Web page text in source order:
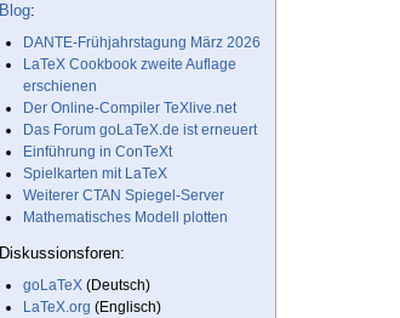
Blog:
DANTE-Frühjahrstagung März 2026
LaTeX Cookbook zweite Auflage
erschienen
Der Online-Compiler TeXlive.net
Das Forum goLaTeX.de ist erneuert
Einführung in ConTeXt
Spielkarten mit LaTeX
Weiterer CTAN Spiegel-Server
Mathematisches Modell plotten
Diskussionsforen:
goLaTeX (Deutsch)
LaTeX.org (Englisch)